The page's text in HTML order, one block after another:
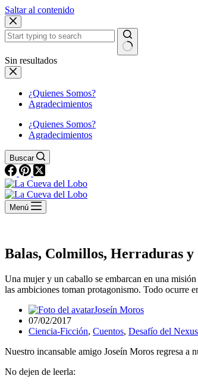
Saltar al contenido
Sin resultados
¿Quienes Somos?
Agradecimientos
¿Quienes Somos?
Agradecimientos
Buscar
Menú
Balas, Colmillos, Herraduras y
Una mujer y un caballo se embarcan en una
las ambiciones toman protagonismo. Todo ocurre
Joseín Moros
07/02/2017
Ciencia-Ficción, Cuentos, Desafío del Nexus
Nuestro incansable amigo Joseín Moros regresa a
No dejen de leerla: